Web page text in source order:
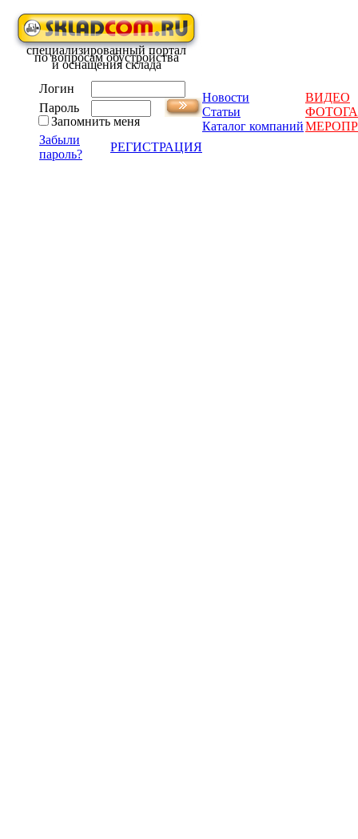
специализированный портал
по вопросам обустройства
и оснащения склада
Логин
Пароль
Запомнить меня
Забыли
пароль?
РЕГИСТРАЦИЯ
Новости
ВИДЕО
Статьи
Каталог компаний